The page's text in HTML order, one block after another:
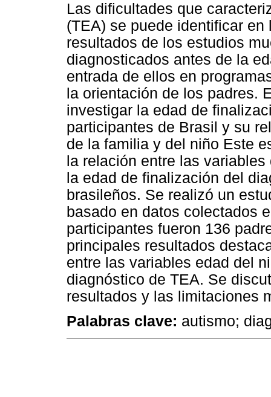
Las dificultades que
(TEA) se puede identificar
resultados de los estudios
diagnosticados antes de la
entrada de ellos en
la orientación de los padres.
investigar la edad de
participantes de Brasil y su
de la familia y del niño Este
la relación entre las
la edad de finalización del
brasileños. Se realizó un
basado en datos colectados
participantes fueron 136
principales resultados
entre las variables edad del
diagnóstico de TEA. Se
resultados y las limitaciones
Palabras clave: autismo;